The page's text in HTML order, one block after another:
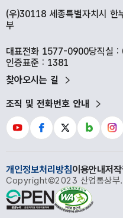
(우)30118 세종특별자치시
부
대표전화 1577-0900당직실
인증표준 : 1381
찾아오시는 길
조직 및 전화번호 안내
개인정보처리방침이용안내저
Copyright©2023 산업통상